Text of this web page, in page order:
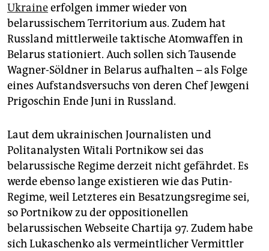
Ukraineerfolgen immer wieder von
belarussischem Territorium aus. Zudem hat
Russland mittlerweile taktische Atomwaffen in
Belarus stationiert. Auch sollen sich Tausende
Wagner-Söldner in Belarus aufhalten – als Folge
eines Aufstandsversuchs von deren Chef Jewgeni
Prigoschin Ende Juni in Russland.
Laut dem ukrainischen Journalisten und
Politanalysten Witali Portnikow sei das
belarussische Regime derzeit nicht gefährdet. Es
werde ebenso lange existieren wie das Putin-
Regime, weil Letzteres ein Besatzungsregime sei,
so Portnikow zu der oppositionellen
belarussischen Webseite Chartija 97. Zudem habe
sich Lukaschenko als vermeintlicher Vermittler